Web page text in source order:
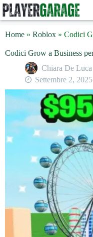
Salta
al
contenuto
Home » Roblox » Codici
Codici Grow a Business
Chiara De Luca
Settembre 2, 2025